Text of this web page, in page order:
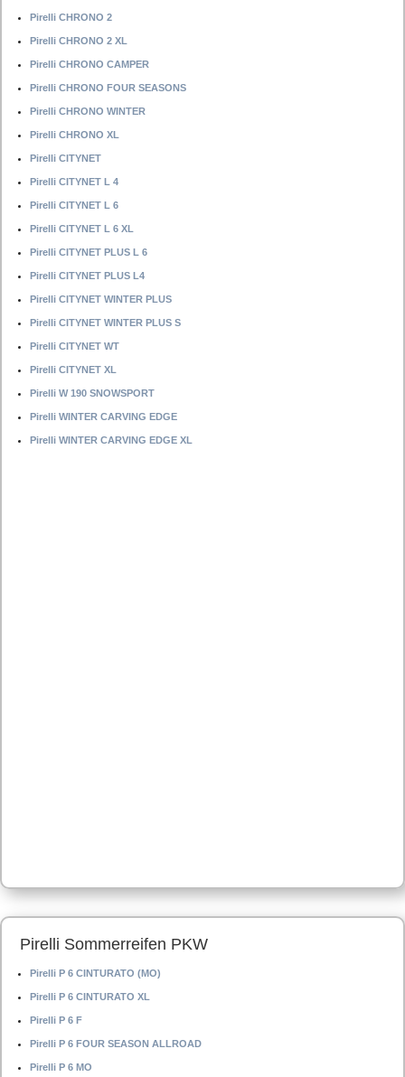
Pirelli CHRONO 2
Pirelli CHRONO 2 XL
Pirelli CHRONO CAMPER
Pirelli CHRONO FOUR SEASONS
Pirelli CHRONO WINTER
Pirelli CHRONO XL
Pirelli CITYNET
Pirelli CITYNET L 4
Pirelli CITYNET L 6
Pirelli CITYNET L 6 XL
Pirelli CITYNET PLUS L 6
Pirelli CITYNET PLUS L4
Pirelli CITYNET WINTER PLUS
Pirelli CITYNET WINTER PLUS S
Pirelli CITYNET WT
Pirelli CITYNET XL
Pirelli W 190 SNOWSPORT
Pirelli WINTER CARVING EDGE
Pirelli WINTER CARVING EDGE XL
Pirelli Sommerreifen PKW
Pirelli P 6 CINTURATO (MO)
Pirelli P 6 CINTURATO XL
Pirelli P 6 F
Pirelli P 6 FOUR SEASON ALLROAD
Pirelli P 6 MO